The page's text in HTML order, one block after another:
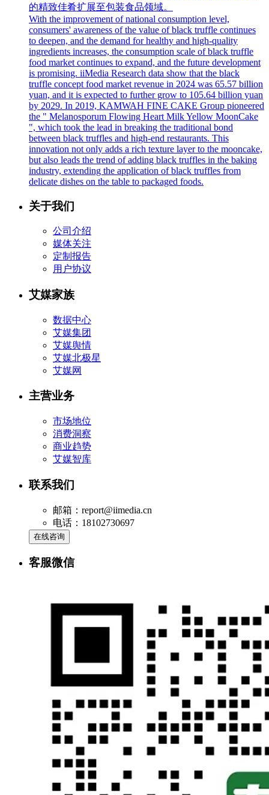
的精致佳肴扩展至包装食品领域。
With the improvement of national consumption level,
consumers' awareness of the value of black truffle continues
to deepen, and the demand for healthy and high-quality
ingredients increases, the consumption scale of black truffle
food market continues to expand, and the future development
is promising. iiMedia Research data show that the black
truffle concept food market revenue in 2024 was 65.57 billion
yuan, and it is expected to further grow to 105.64 billion yuan
by 2029. In 2019, KAMWAH FINE CAKE Group pioneered
the " Melanosporum Flowing Heart Milk Yellow MoonCake
", which took the lead in breaking the traditional bond
between black truffles and high-end restaurants. This
innovation not only adds a rich texture layer to the mooncake,
but also leads the trend of adding black truffles in the baking
industry, extending the application of black truffles from
delicate dishes on the table to packaged foods.
关于我们
公司介绍
媒体关注
定制报告
用户协议
艾媒家族
数据中心
艾媒集团
艾媒舆情
艾媒北极星
艾媒网
主营业务
市场地位
消费洞察
商业趋势
艾媒智库
联系我们
邮箱：report@iimedia.cn
电话：18102730697
在线咨询
客服微信